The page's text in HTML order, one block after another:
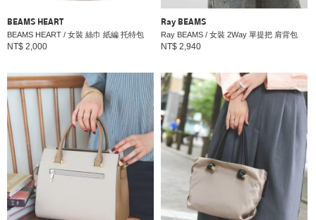
BEAMS HEART
BEAMS HEART / 女裝 絲巾 紙編 托特包
NT$ 2,000
Ray BEAMS
Ray BEAMS / 女裝 2Way 單提把 肩背包
NT$ 2,940